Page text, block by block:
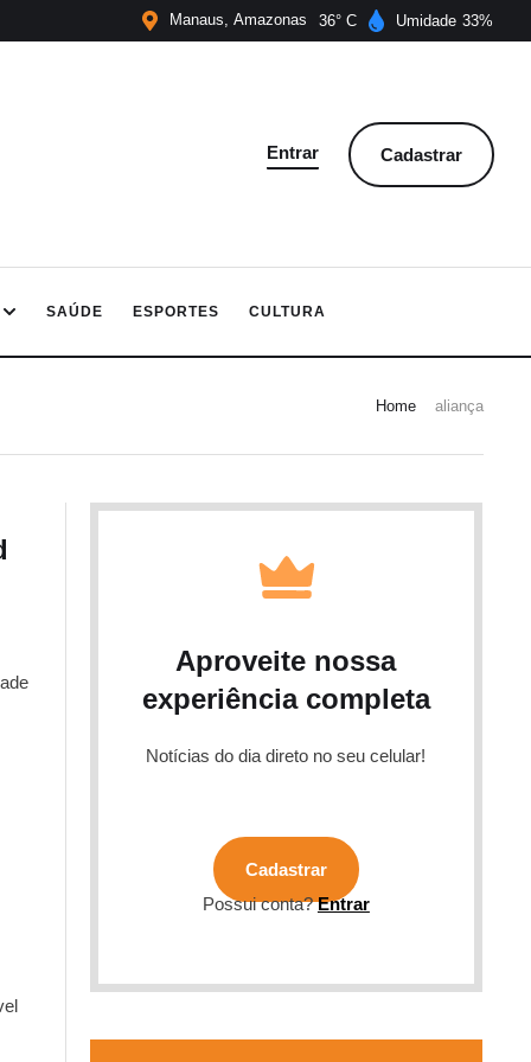
Manaus Amazonas 36 Umidade 33
Entrar Cadastrar
SAÚDE ESPORTES CULTURA
Home aliança
Aproveite nossa
experiência completa
Notícias do dia direto no seu celular!
Cadastrar
Possui conta?Entrar